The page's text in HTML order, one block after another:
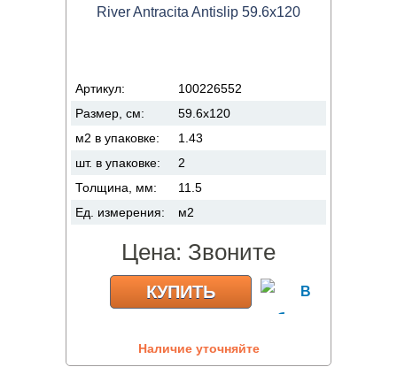
River Antracita Antislip 59.6x120
Артикул:
100226552
Размер, см:
59.6x120
м2 в упаковке:
1.43
шт. в упаковке:
2
Толщина, мм:
11.5
Ед. измерения:
м2
Цена: Звоните
КУПИТЬ
Наличие уточняйте